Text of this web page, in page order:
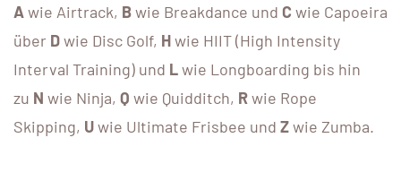
Awie Airtrack, Bwie Breakdance und C wie Capoeira
über Dwie Disc Golf, Hwie HIIT (High Intensity
Interval Training) und Lwie Longboarding bis hin
zu N wie Ninja, Q wie Quidditch, Rwie Rope
Skipping, Uwie Ultimate Frisbee und Zwie Zumba.